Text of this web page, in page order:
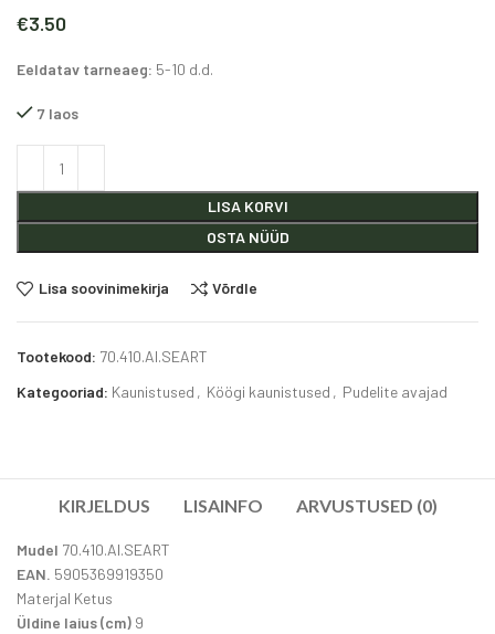
€3.50
Eeldatav tarneaeg: 5-10 d.d.
7 laos
LISA KORVI
OSTA NÜÜD
Lisa soovinimekirja Võrdle
Tootekood: 70.410.AI.SEART
Kategooriad: Kaunistused , Köögi kaunistused , Pudelite avajad
KIRJELDUS LISAINFO ARVUSTUSED (0)
Mudel 70.410.AI.SEART
EAN. 5905369919350
Materjal Ketus
Üldine laius (cm) 9